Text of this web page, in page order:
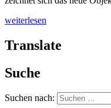
weiterlesen
Translate
Suche
Suchen nach: